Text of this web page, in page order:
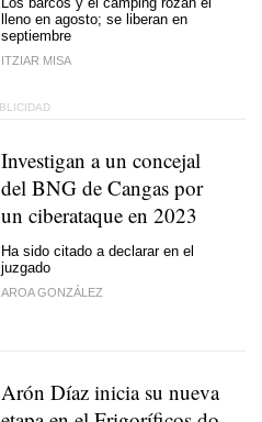
lleno en agosto; se liberan en
septiembre
ITZIAR MISA
Investigan a un concejal
del BNG de Cangas por
un ciberataque en 2023
Ha sido citado a declarar en el
juzgado
AROA GONZÁLEZ
Arón Díaz inicia su nueva